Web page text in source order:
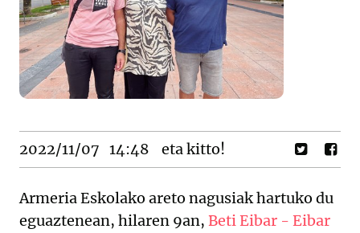
2022/11/07 14:48 eta kitto!
Armeria Eskolako areto nagusiak hartuko du
eguaztenean, hilaren 9an, Beti Eibar - Eibar